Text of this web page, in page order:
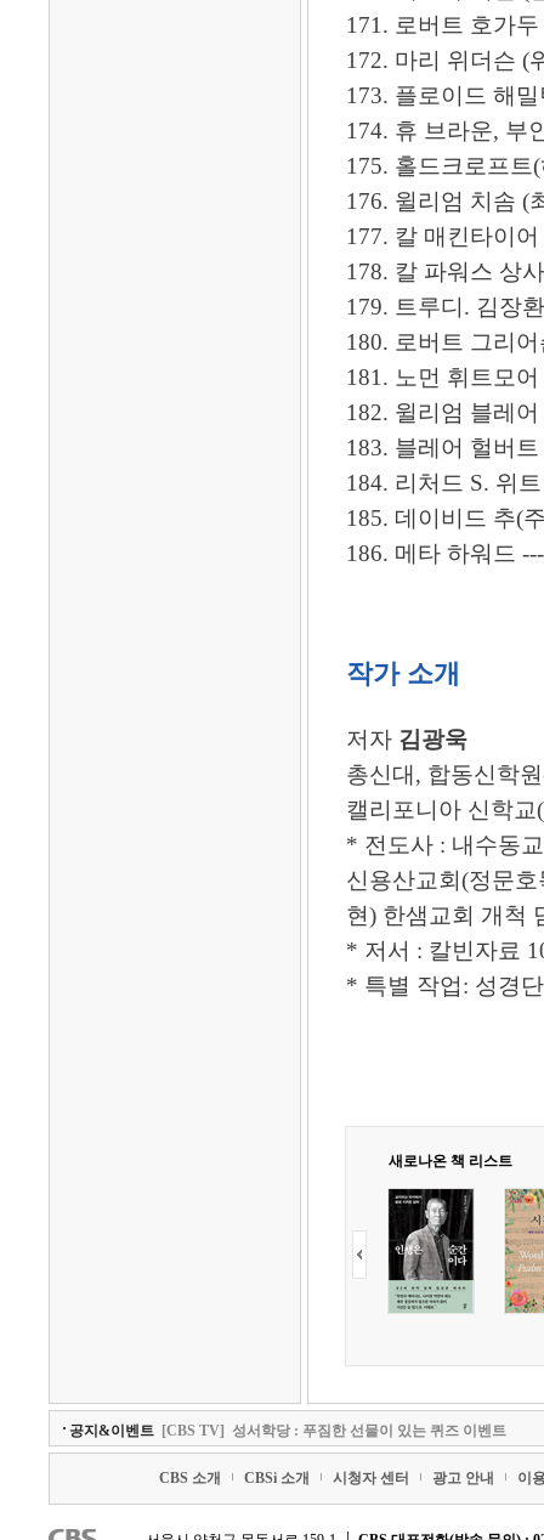
171. 로버트 호가
172. 마리 위더슨 (
173. 플로이드 해
174. 휴 브라운, 부
175. 홀드크로프트
176. 윌리엄 치솜 (
177. 칼 매킨타이
178. 칼 파워스 상
179. 트루디. 김장
180. 로버트 그리
181. 노먼 휘트모
182. 윌리엄 블레
183. 블레어 헐버
184. 리처드 S. 위
185. 데이비드 추(
186. 메타 하워드
작가 소개
저자 김광욱
총신대, 합동신학
캘리포니아 신학
* 전도사 : 내수동
신용산교회(정문
현) 한샘교회 개척
* 저서 : 칼빈자료
* 특별 작업: 성경
새로나온 책 리스트
공지&이벤트 [CBS TV] 성서학당 : 푸짐한 선물이 있는 퀴즈 이벤트
CBS 소개 CBSi 소개 시청자 센터 광고 안내 이